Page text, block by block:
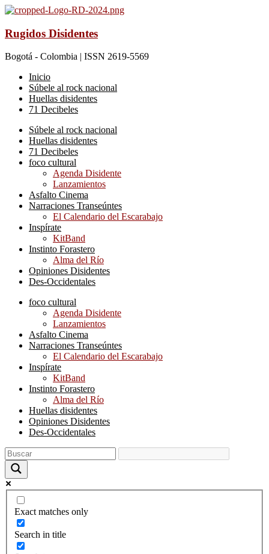
Rugidos Disidentes
Bogotá - Colombia | ISSN 2619-5569
Inicio
Súbele al rock nacional
Huellas disidentes
71 Decibeles
Súbele al rock nacional
Huellas disidentes
71 Decibeles
foco cultural
Agenda Disidente
Lanzamientos
Asfalto Cinema
Narraciones Transeúntes
El Calendario del Escarabajo
Inspírate
KitBand
Instinto Forastero
Alma del Río
Opiniones Disidentes
Des-Occidentales
foco cultural
Agenda Disidente
Lanzamientos
Asfalto Cinema
Narraciones Transeúntes
El Calendario del Escarabajo
Inspírate
KitBand
Instinto Forastero
Alma del Río
Huellas disidentes
Opiniones Disidentes
Des-Occidentales
Exact matches only
Search in title